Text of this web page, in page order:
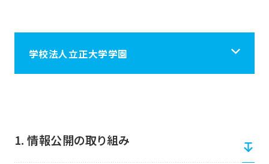
学校法人立正大学学園
立正大学学園について
1. 情報公開の取り組み